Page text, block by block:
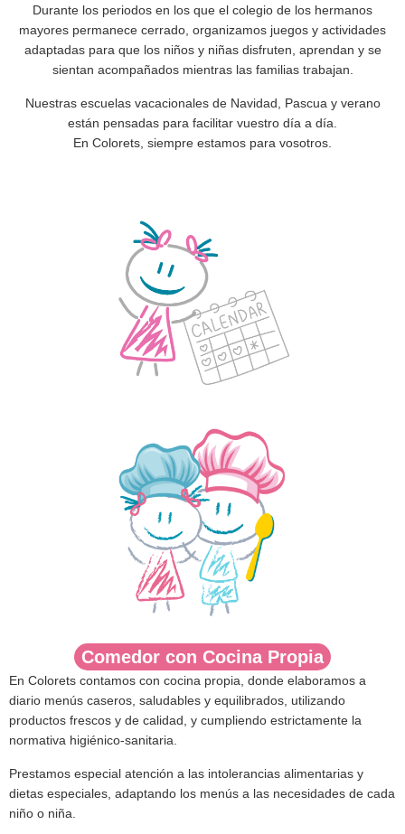
Durante los periodos en los que el colegio de los hermanos
mayores permanece cerrado, organizamos juegos y actividades
adaptadaspara que los niños y niñas disfruten, aprendan y se
sientan acompañados mientras las familias trabajan.
Nuestras escuelas vacacionales de Navidad, Pascua y verano
están pensadas para facilitar vuestro día a día.
En Colorets, siempre estamos para vosotros
Comedor con Cocina Propia
En Colorets contamos con cocina propia , donde elaboramos a
diario menús caseros, saludables y equilibrados , utilizando
productos frescos y de calidad, y cumpliendo estrictamente la
normativa higiénico-sanitaria.
Prestamos especial atención a las intolerancias alimentarias y
dietas especiales , adaptando los menús a las necesidades de cada
niño o niña.